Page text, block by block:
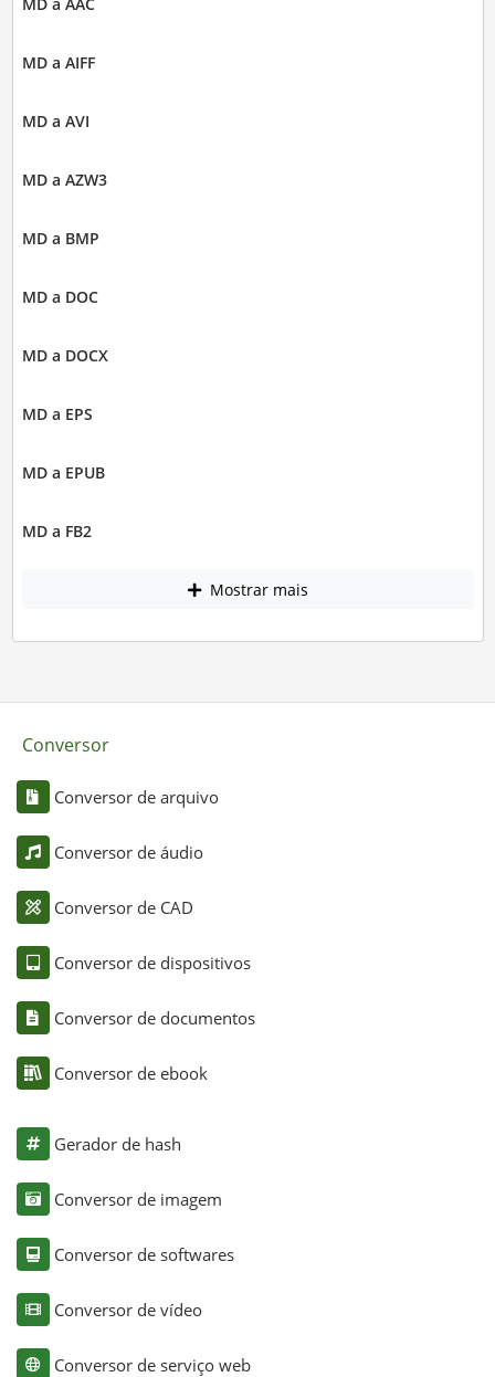
MD a AAC
MD a AIFF
MD a AVI
MD a AZW3
MD a BMP
MD a DOC
MD a DOCX
MD a EPS
MD a EPUB
MD a FB2
Mostrar mais
Conversor
Conversor de arquivo
Conversor de áudio
Conversor de CAD
Conversor de dispositivos
Conversor de documentos
Conversor de ebook
Gerador de hash
Conversor de imagem
Conversor de softwares
Conversor de vídeo
Conversor de serviço web